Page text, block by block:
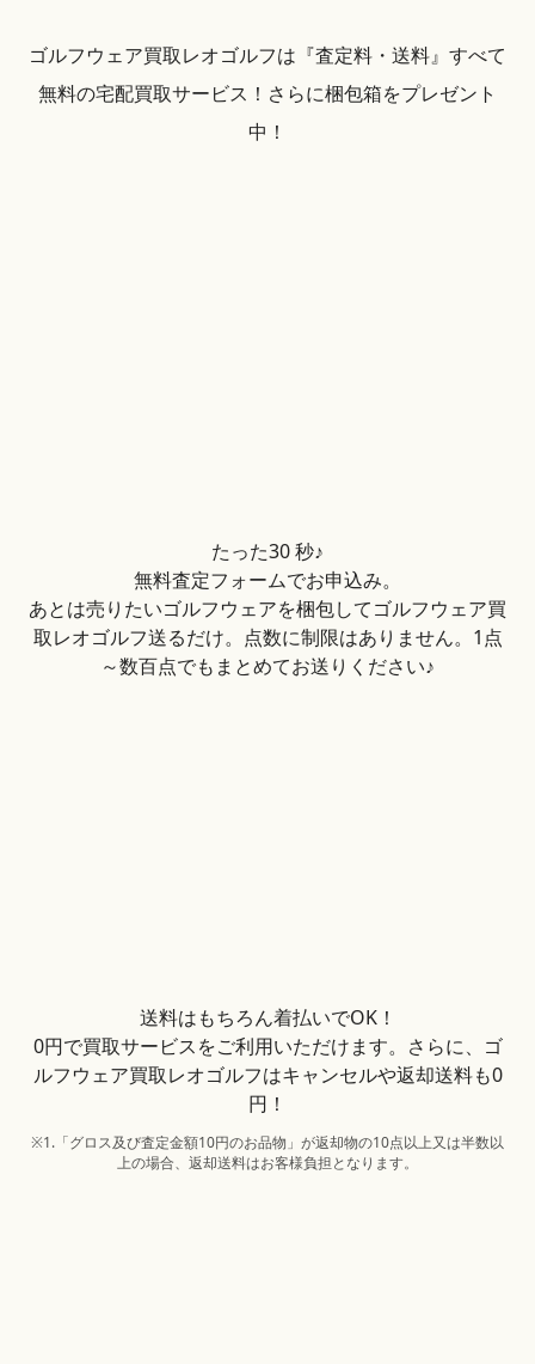
ゴルフウェア買取レオゴルフは『査定料・送料』すべて
無料の宅配買取サービス！さらに梱包箱をプレゼント
中！
たった30 秒♪
無料査定フォームでお申込み。
あとは売りたいゴルフウェアを梱包してゴルフウェア買
取レオゴルフ送るだけ。点数に制限はありません。1点
～数百点でもまとめてお送りください♪
送料はもちろん着払いでOK！
0円で買取サービスをご利用いただけます。さらに、ゴ
ルフウェア買取レオゴルフはキャンセルや返却送料も0
円！
※1.「グロス及び査定金額10円のお品物」が返却物の10点以上又は半数以
上の場合、返却送料はお客様負担となります。